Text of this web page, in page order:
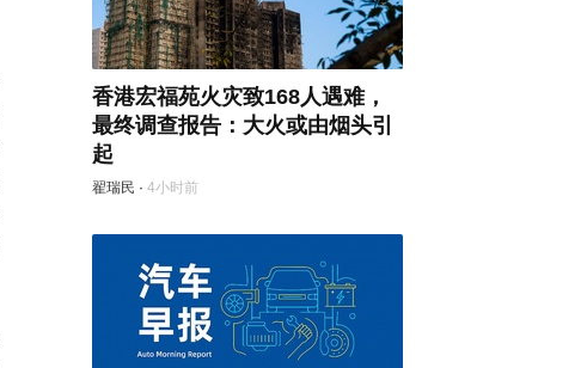
香港宏福苑火灾致168人遇难，
最终调查报告：大火或由烟头引
起
翟瑞民 · 4小时前